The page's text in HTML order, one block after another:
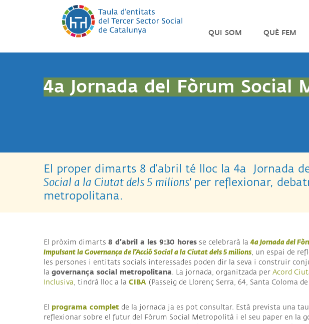
QUI SOM
TERCER
SECTOR
ORGANITZACIÓ
SOM
TRANSPARENTS
SOM
ALIANCES
I
COL·LABORADORS
QUÈ FEM
DO
IMPACT
INCIDÈNCIA
El proper dimarts 8 d’abril té lloc la 4a Jornada
Social a la Ciutat dels 5 milions' per reflexionar,
metropolitana.
4a Jornada del Fòrum Social
El pròxim dimarts 8 d’abril a les 9:30 hores se celebrarà la4a Jornada del
Impulsant la Governança de l’Acció Social a la Ciutat dels 5 milions, un espai de
les persones i entitats socials interessades poden dir la seva i construir
la governança social metropolitana. La jornada, organitzada per Acord
Inclusiva, tindrà lloc a la CIBA (Passeig de Llorenç Serra, 64, Santa Coloma
El programa complet de la jornada ja es pot consultar. Està prevista una
reflexionar sobre el futur del Fòrum Social Metropolità i el seu paper en la